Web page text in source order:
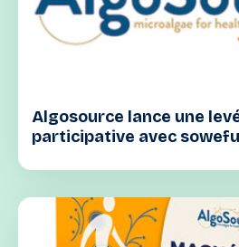
Algosource lance une
participative avec